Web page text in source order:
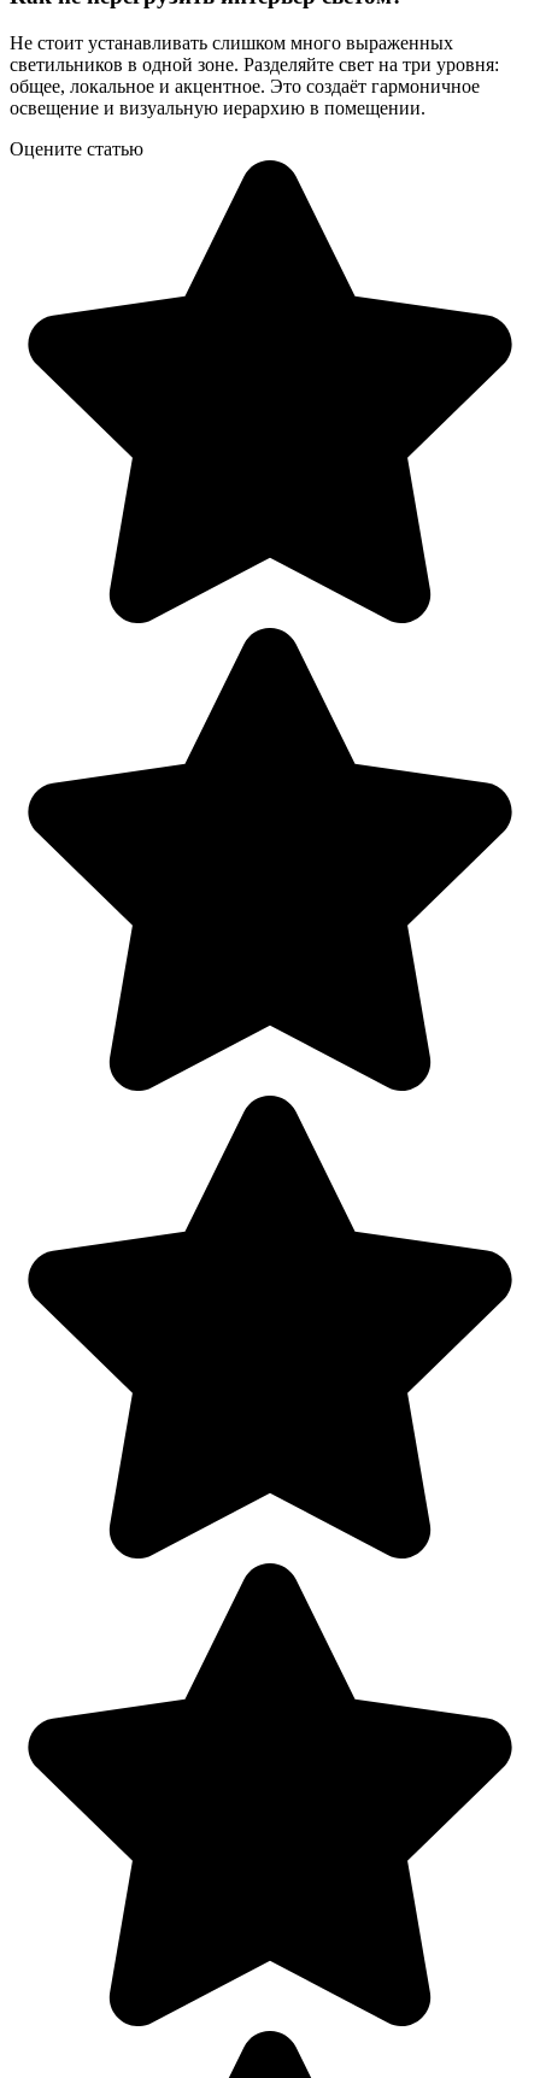
Не стоит устанавливать слишком много выраженных
светильников в одной зоне. Разделяйте свет на три уровня:
общее, локальное и акцентное. Это создаёт гармоничное
освещение и визуальную иерархию в помещении.
Оцените статью